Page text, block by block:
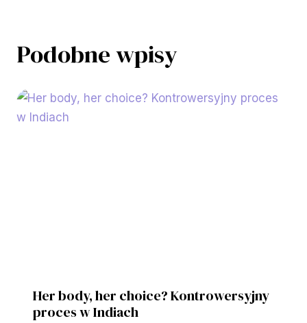
Podobne wpisy
Her body, her choice? Kontrowersyjny
proces w Indiach